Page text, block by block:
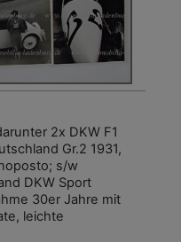
2x DKW F1
Gr.2 1931,
s/w
DKW Sport
30er Jahre mit
leichte